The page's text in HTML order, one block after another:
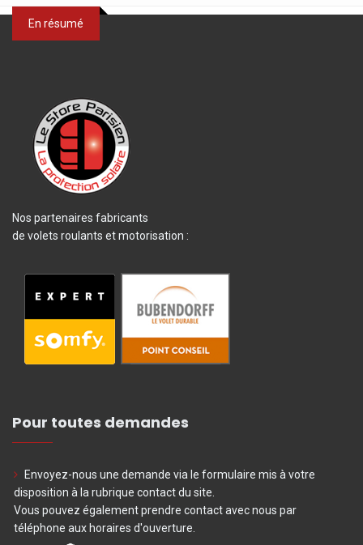
En résumé
Nos partenaires fabricants
de volets roulants et motorisation :
Pour toutes demandes
Envoyez-nous une demande via le formulaire mis à votre
disposition à la rubrique contact du site.
Vous pouvez également prendre contact avec nous par
téléphone aux horaires d'ouverture.